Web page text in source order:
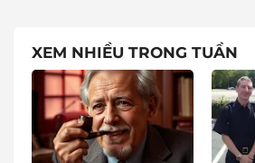
XEM NHIỀU TRONG TUẦN